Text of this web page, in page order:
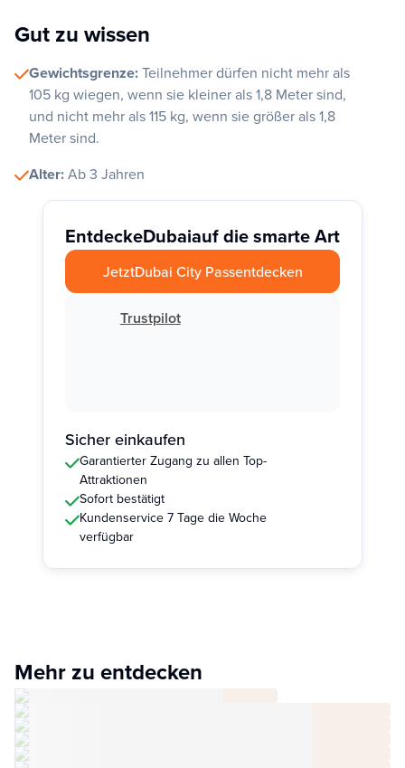
Gut zu wissen
Gewichtsgrenze:Teilnehmer dürfen nicht mehr als
105 kg wiegen, wenn sie kleiner als 1,8 Meter sind,
und nicht mehr als 115 kg, wenn sie größer als 1,8
Meter sind.
Alter:Ab 3 Jahren
EntdeckeDubaiauf die smarte Art
JetztDubai City Passentdecken
Trustpilot
Sicher einkaufen
Garantierter Zugang zu allen Top-
Attraktionen
Sofort bestätigt
Kundenservice 7 Tage die Woche
verfügbar
Mehr zu entdecken